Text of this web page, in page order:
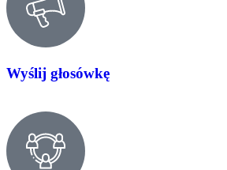
Wyślij głosówkę